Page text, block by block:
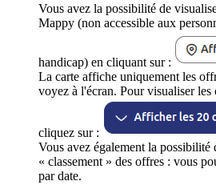
Vous avez la possibilité de
Mappy (non accessible aux
handicap) en cliquant sur :
La carte affiche uniquement les
voyez à l'écran. Pour visualiser
cliquez sur :
Vous avez également la possibilité
« classement » des offres : vous
par date.